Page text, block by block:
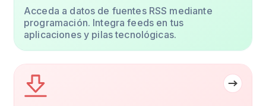
Acceda a datos de fuentes RSS mediante
programación. Integra feeds en tus
aplicaciones y pilas tecnológicas.